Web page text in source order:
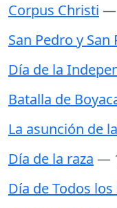
Corpus Christi —
San Pedro y San
Día de la
Batalla de
La asunción de
Día de la raza —
Día de Todos los